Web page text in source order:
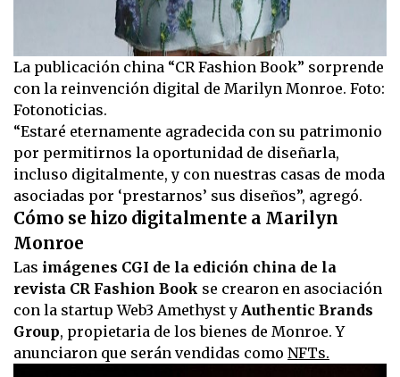
La publicación china “CR Fashion Book” sorprende
con la reinvención digital de Marilyn Monroe. Foto:
Fotonoticias.
“Estaré eternamente agradecida con su patrimonio
por permitirnos la oportunidad de diseñarla,
incluso digitalmente, y con nuestras casas de moda
asociadas por ‘prestarnos’ sus diseños”, agregó.
Cómo se hizo digitalmente a Marilyn
Monroe
Las imágenes CGI de la edición china de la
revista CR Fashion Book se crearon en asociación
con la startup Web3 Amethyst y Authentic Brands
Group, propietaria de los bienes de Monroe. Y
anunciaron que serán vendidas como NFTs.